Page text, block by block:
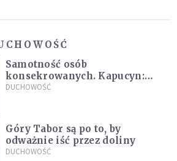
Samotność osób
konsekrowanych. Kapucyn:
Życie w pojedynkę rzadko jest
DUCHOWOŚĆ
Góry Tabor są po to, by
odważnie iść przez doliny
DUCHOWOŚĆ